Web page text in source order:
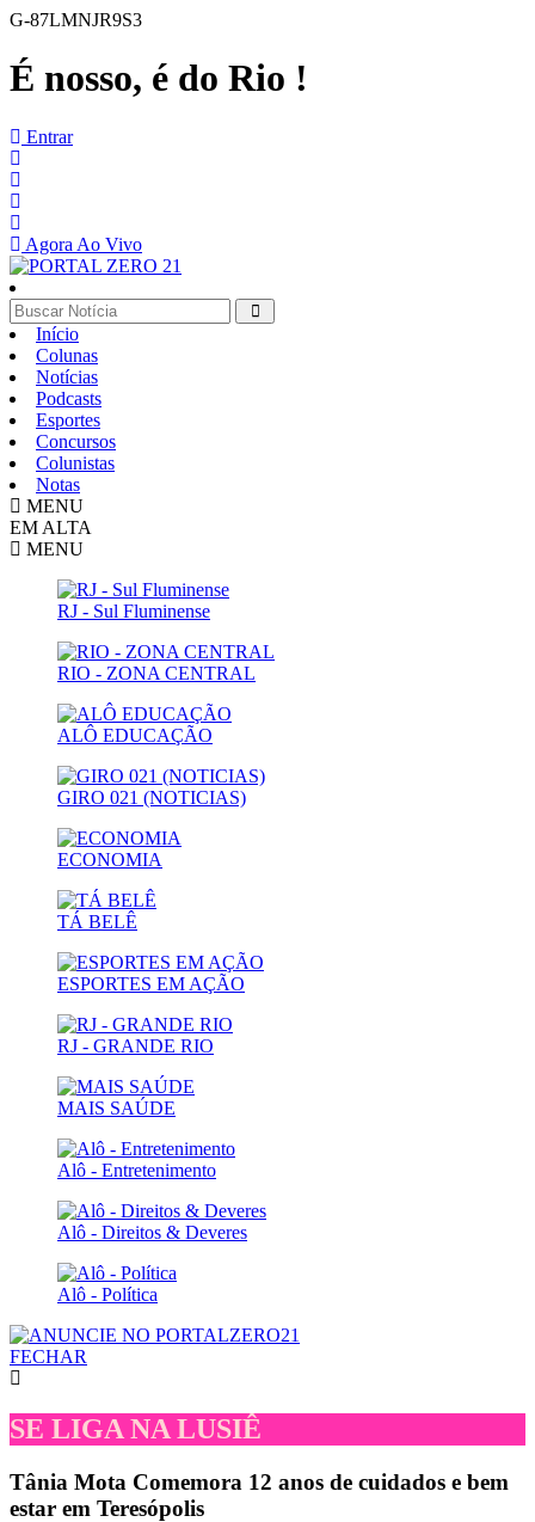
G-87LMNJR9S3
É nosso, é do Rio !
Entrar
Agora Ao Vivo
Início
Colunas
Notícias
Podcasts
Esportes
Concursos
Colunistas
Notas
MENU
EM ALTA
MENU
RJ - Sul Fluminense
RIO - ZONA CENTRAL
ALÔ EDUCAÇÃO
GIRO 021 (NOTICIAS)
ECONOMIA
TÁ BELÊ
ESPORTES EM AÇÃO
RJ - GRANDE RIO
MAIS SAÚDE
Alô - Entretenimento
Alô - Direitos & Deveres
Alô - Política
FECHAR
SE LIGA NA LUSIÊ
Tânia Mota Comemora 12 anos de cuidados e bem
estar em Teresópolis